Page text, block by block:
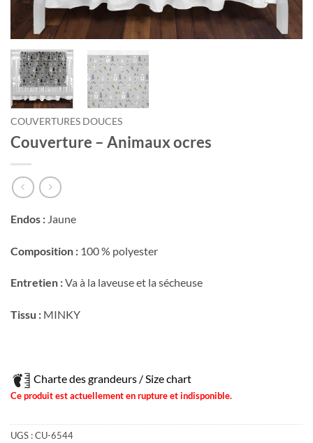
COUVERTURES DOUCES
Couverture – Animaux ocres
Endos : Jaune
Composition : 100 % polyester
Entretien :Va à la laveuse et la sécheuse
Tissu : MINKY
Charte des grandeurs / Size chart
Ce produit est actuellement en rupture et indisponible.
UGS :CU-6544
Courriel
*
Nom
*
de
naissance
Cliquez
ici
obtenir